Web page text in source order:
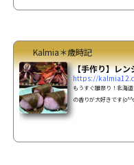
Kalmia＊歳時記
【手作り】レ
https://
もうすぐ雛祭り！北海
の香りが大好きです